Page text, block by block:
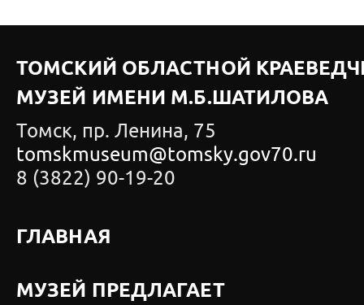
ТОМСКИЙ ОБЛАСТНОЙ
МУЗЕЙ ИМЕНИ М.Б.ШАТИЛОВА
Томск, пр. Ленина, 75
tomskmuseum@tomsky.gov70.ru
8 (3822) 90-19-20
ГЛАВНАЯ
МУЗЕЙ ПРЕДЛАГАЕТ